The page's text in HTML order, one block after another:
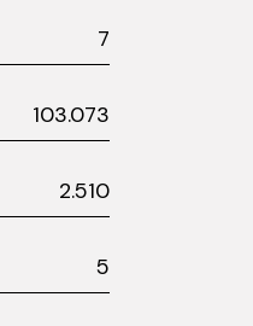
7
103.073
2.510
5